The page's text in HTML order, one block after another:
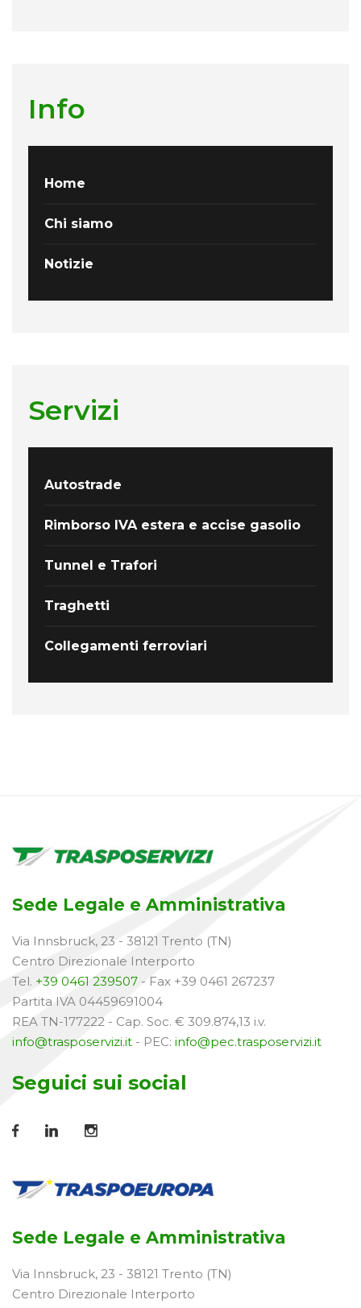
Info
Home
Chi siamo
Notizie
Servizi
Autostrade
Rimborso IVA estera e accise gasolio
Tunnel e Trafori
Traghetti
Collegamenti ferroviari
Sede Legale e Amministrativa
Via Innsbruck, 23 - 38121 Trento (TN)
Centro Direzionale Interporto
Tel. +39 0461 239507 - Fax +39 0461 267237
Partita IVA 04459691004
REA TN-177222 - Cap. Soc. € 309.874,13 i.v.
info@trasposervizi.it - PEC: info@pec.trasposervizi.it
Seguici sui social
Sede Legale e Amministrativa
Via Innsbruck, 23 - 38121 Trento (TN)
Centro Direzionale Interporto